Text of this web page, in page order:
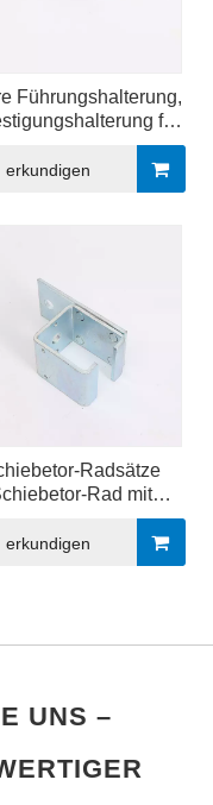
Führungshalterung,
für
erkundigen
Radsätze
Rad mit
erkundigen
UNS –